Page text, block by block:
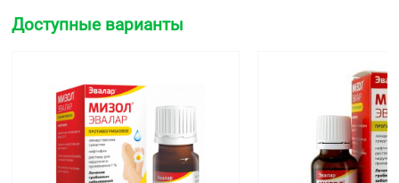
Доступные варианты